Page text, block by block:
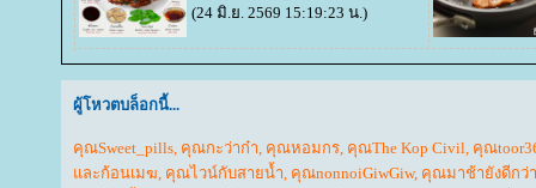
(24 มิ.ย. 2569 15:19:23 น.)
ผู้โหวตบล็อกนี้...
คุณSweet_pills, คุณกะว่าก๋า, คุณหอมกร, คุณThe Kop Civil, คุณ
ละก้อนเมฆ, คุณไวน์กับสายน้ำ, คุณnonnoiGiwGiw, คุณมาช้ายังดีกว่